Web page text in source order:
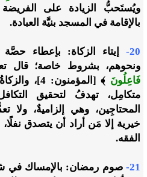
ويُستَحبُّ الزيادة على الفريضة
بالإقامة في المسجد بنيَّة العبادة.
20-
إيتاء الزكاة: بإعطاء
ونحوهم، بشروط خاصة؛ قال
فَاعِلُونَ
﴾
متكامِل، تهدفُ لتحقيق
المحتاجِين، وهي إلزاميةٌ،
خيرية إلا مَن أراد أن يتصدق
الفقه.
21- صوم رمضان: بالإمساك في